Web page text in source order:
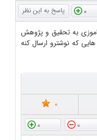
0
به تحقیق و پژوهش
که نوشترو ارسال کنه
0
0
0